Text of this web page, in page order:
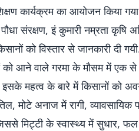
कार्यक्रम का आयोजन किया
संरक्षण, इं कुमारी नम्रता कृषि
को विस्तार से जानकारी दी
को आने वाले गरमा के मौसम में एक
महत्व के बारे में किसानों को
मोटे अनाज में रागी,
मिट्टी के स्वास्थ्य में सुधार,